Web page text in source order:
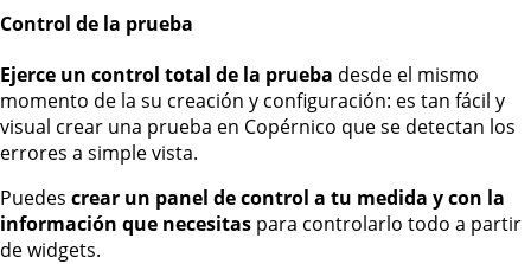
Control de la prueba
Ejerce un control total de la prueba desde el mismo
momento de la su creación y configuración: es tan fácil y
visual crear una prueba en Copérnico que se detectan los
errores a simple vista.
Puedes crear un panel de control a tu medida y con la
información que necesitas para controlarlo todo a partir
de widgets.